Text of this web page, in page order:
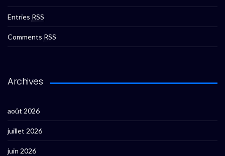
Entries RSS
Comments RSS
Archives
août 2026
juillet 2026
juin 2026